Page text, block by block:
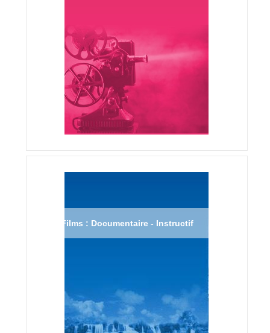
Films : Documentaire - Instructif